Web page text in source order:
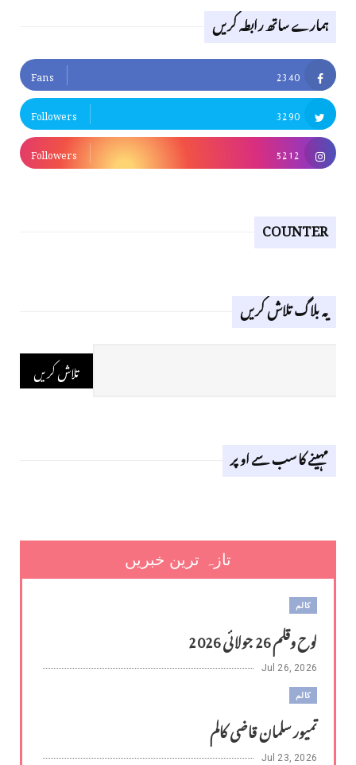
ہمارے ساتھ رابطہ کریں
2340
Fans
3290
Followers
5212
Followers
COUNTER
یہ بلاگ تلاش کریں
مہینے کا سب سے اوپر
تازہ ترین خبریں
کالم
لوح وقلم 26 جولائی 2026
Jul 26, 2026
کالم
تمیور سلمان قاضی کالم
Jul 23, 2026